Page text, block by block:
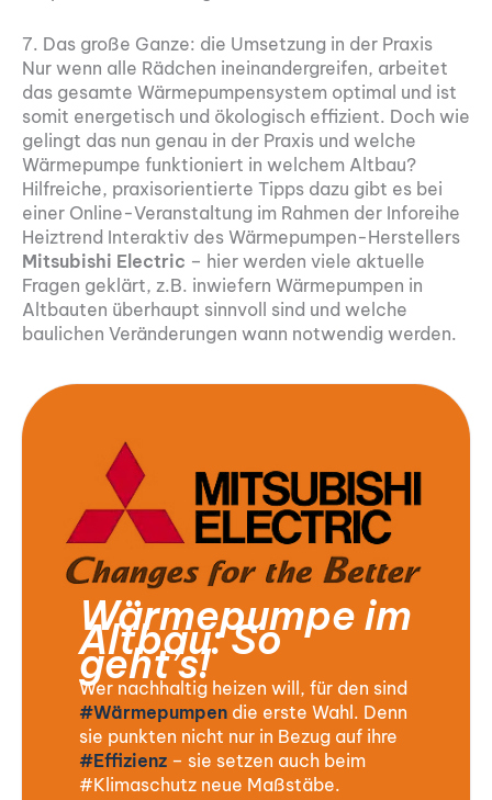
7. Das große Ganze: die Umsetzung in der Praxis
Nur wenn alle Rädchen ineinandergreifen, arbeitet
das gesamte Wärmepumpensystem optimal und ist
somit energetisch und ökologisch effizient. Doch wie
gelingt das nun genau in der Praxis und welche
Wärmepumpe funktioniert in welchem Altbau?
Hilfreiche, praxisorientierte Tipps dazu gibt es bei
einer Online-Veranstaltung im Rahmen der Inforeihe
Heiztrend Interaktiv des Wärmepumpen-Herstellers
Mitsubishi Electric – hier werden viele aktuelle
Fragen geklärt, z.B. inwiefern Wärmepumpen in
Altbauten überhaupt sinnvoll sind und welche
baulichen Veränderungen wann notwendig werden.
Wärmepumpe im
Altbau: So
geht’s!
Wer nachhaltig heizen will, für den sind
#Wärmepumpen die erste Wahl. Denn
sie punkten nicht nur in Bezug auf ihre
#Effizienz – sie setzen auch beim
#Klimaschutz neue Maßstäbe.